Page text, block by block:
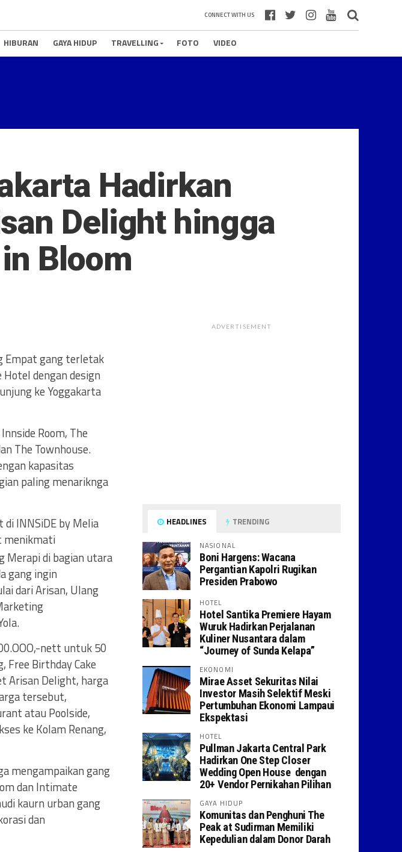
CONNECT WITH US
HIBURAN GAYA HIDUP TRAVELLING FOTO VIDEO
Hadirkan
Delight hingga
Bloom
Empat gang terletak
dengan design
ke Yoggakarta
Room, The
The Townhouse.
kapasitas
paling menariknga
INNSiDE by Melia
menikmati
Merapi di bagian utara
gang ingin
dari Arisan, Ulang
nett untuk 50
Free Birthday Cake
Arisan Delight, harga
tersebut,
atau Poolside,
ke Kolam Renang,
mengampaikan gang
dan Intimate
kaurn urban gang
dan
ADVERTISEMENT
HEADLINES TRENDING
NASIONAL
Boni Hargens: Wacana
Pergantian Kapolri Rugikan
Presiden Prabowo
HOTEL
Hotel Santika Premiere Hayam
Wuruk Hadirkan Perjalanan
Kuliner Nusantara dalam
“Journey of Sunda Kelapa”
EKONOMI
Mirae Asset Sekuritas Nilai
Investor Masih Selektif Meski
Pertumbuhan Ekonomi Lampaui
Ekspektasi
HOTEL
Pullman Jakarta Central Park
Hadirkan One Step Closer
Wedding Open House dengan
20+ Vendor Pernikahan Pilihan
GAYA HIDUP
Komunitas dan Penghuni The
Peak at Sudirman Memiliki
Kepedulian dalam Donor Darah